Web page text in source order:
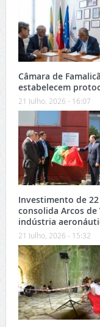
Câmara de
estabelecem
21 Julho, 2026 - 16:07
Investimento de
consolida Arcos
indústria
21 Julho, 2026 - 15:32